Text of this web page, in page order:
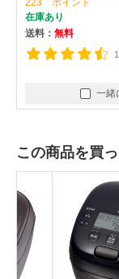
223 ポイント
在庫あり
送料： 無料
一緒
この商品を買